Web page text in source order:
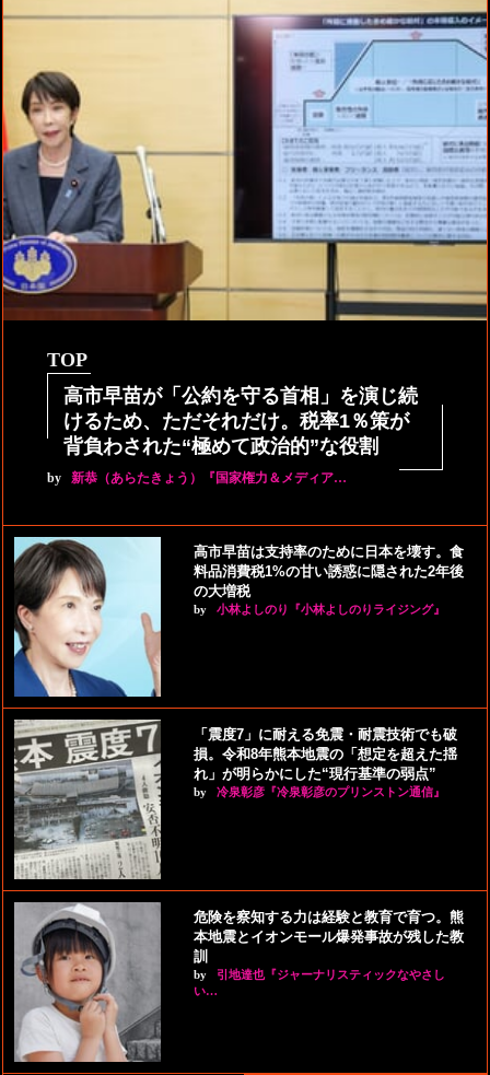
TOP
高市早苗が「公約を守る首相」を演じ続
けるため、ただそれだけ。税率1％策が
背負わされた“極めて政治的”な役割
by 新恭（あらたきょう）『国家権力＆メディア…
高市早苗は支持率のために日本を壊す。食
料品消費税1%の甘い誘惑に隠された2年後
の大増税
by 小林よしのり『小林よしのりライジング』
「震度7」に耐える免震・耐震技術でも破
損。令和8年熊本地震の「想定を超えた揺
れ」が明らかにした“現行基準の弱点”
by 冷泉彰彦『冷泉彰彦のプリンストン通信』
危険を察知する力は経験と教育で育つ。熊
本地震とイオンモール爆発事故が残した教
訓
by
引地達也『ジャーナリスティックなやさし
い…